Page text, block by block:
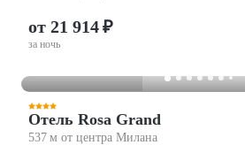
от 21 914 ₽
за ночь
Отель Rosa Grand
537 м от центра Милана